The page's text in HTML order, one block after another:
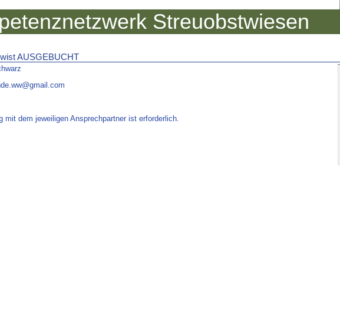
Streuobstwiesen
AUSGEBUCHT
mit dem jeweiligen Ansprechpartner ist erforderlich.